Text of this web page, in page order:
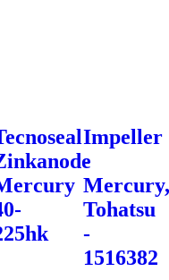
Impeller
-
Mercury,
Tohatsu
-
1516382